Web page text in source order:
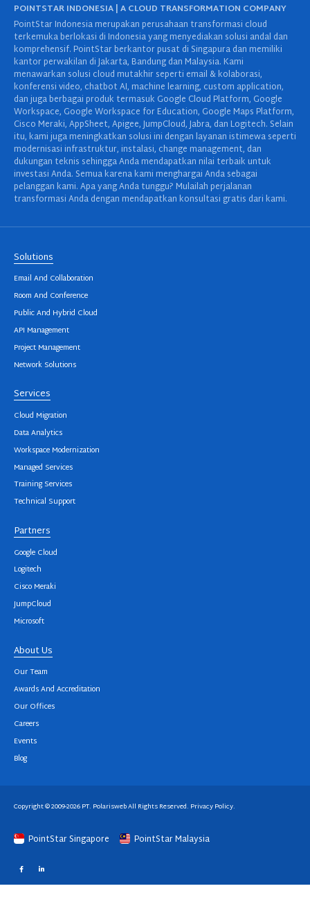
POINTSTAR INDONESIA | A CLOUD TRANSFORMATION COMPANY
PointStar Indonesia merupakan perusahaan transformasi cloud
terkemuka berlokasi di Indonesia yang menyediakan solusi andal dan
komprehensif. PointStar berkantor pusat di Singapura dan memiliki
kantor perwakilan di Jakarta, Bandung dan Malaysia. Kami
menawarkan solusi cloud mutakhir seperti email & kolaborasi,
konferensi video, chatbot AI, machine learning, custom application,
dan juga berbagai produk termasuk Google Cloud Platform, Google
Workspace, Google Workspace for Education, Google Maps Platform,
Cisco Meraki, AppSheet, Apigee, JumpCloud, Jabra, dan Logitech. Selain
itu, kami juga meningkatkan solusi ini dengan layanan istimewa seperti
modernisasi infrastruktur, instalasi, change management, dan
dukungan teknis sehingga Anda mendapatkan nilai terbaik untuk
investasi Anda. Semua karena kami menghargai Anda sebagai
pelanggan kami. Apa yang Anda tunggu? Mulailah perjalanan
transformasi Anda dengan mendapatkan konsultasi gratis dari kami.
Solutions
Email And Collaboration
Room And Conference
Public And Hybrid Cloud
API Management
Project Management
Network Solutions
Services
Cloud Migration
Data Analytics
Workspace Modernization
Managed Services
Training Services
Technical Support
Partners
Google Cloud
Logitech
Cisco Meraki
JumpCloud
Microsoft
About Us
Our Team
Awards And Accreditation
Our Offices
Careers
Events
Blog
Copyright © 2009-2026 PT. Polarisweb All Rights Reserved. Privacy Policy.
PointStar Singapore PointStar Malaysia